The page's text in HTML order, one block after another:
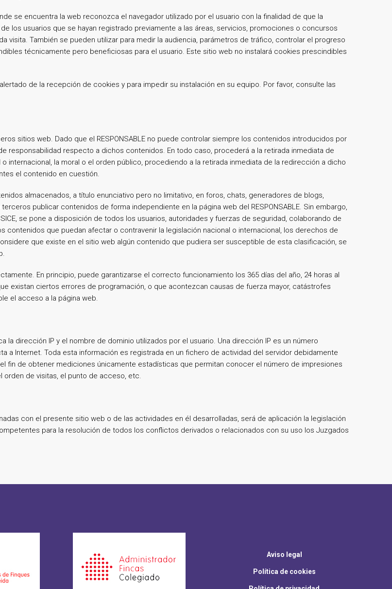
se encuentra la web reconozca el navegador utilizado por el usuario con la finalidad de que la
los usuarios que se hayan registrado previamente a las áreas, servicios, promociones o concursos
visita. También se pueden utilizar para medir la audiencia, parámetros de tráfico, controlar el progreso
técnicamente pero beneficiosas para el usuario. Este sitio web no instalará cookies prescindibles
de la recepción de cookies y para impedir su instalación en su equipo. Por favor, consulte las
sitios web. Dado que el RESPONSABLE no puede controlar siempre los contenidos introducidos por
responsabilidad respecto a dichos contenidos. En todo caso, procederá a la retirada inmediata de
internacional, la moral o el orden público, procediendo a la retirada inmediata de la redirección a dicho
el contenido en cuestión.
almacenados, a título enunciativo pero no limitativo, en foros, chats, generadores de blogs,
publicar contenidos de forma independiente en la página web del RESPONSABLE. Sin embargo,
se pone a disposición de todos los usuarios, autoridades y fuerzas de seguridad, colaborando de
contenidos que puedan afectar o contravenir la legislación nacional o internacional, los derechos de
que existe en el sitio web algún contenido que pudiera ser susceptible de esta clasificación, se
En principio, puede garantizarse el correcto funcionamiento los 365 días del año, 24 horas al
existan ciertos errores de programación, o que acontezcan causas de fuerza mayor, catástrofes
el acceso a la página web.
dirección IP y el nombre de dominio utilizados por el usuario. Una dirección IP es un número
a Internet. Toda esta información es registrada en un fichero de actividad del servidor debidamente
fin de obtener mediciones únicamente estadísticas que permitan conocer el número de impresiones
orden de visitas, el punto de acceso, etc.
con el presente sitio web o de las actividades en él desarrolladas, será de aplicación la legislación
para la resolución de todos los conflictos derivados o relacionados con su uso los Juzgados
Aviso legal
Política de cookies